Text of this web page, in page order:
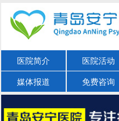
医院简介 医院活动
媒体报道 免费咨询